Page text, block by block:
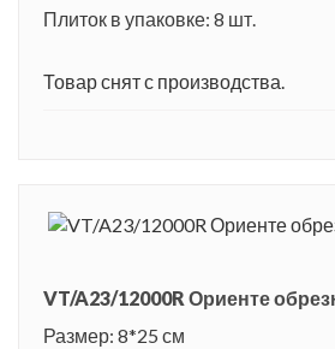
Плиток в упаковке: 8 шт.
Товар снят с производства.
VT/A23/12000R Ориенте
Размер: 8*25 см